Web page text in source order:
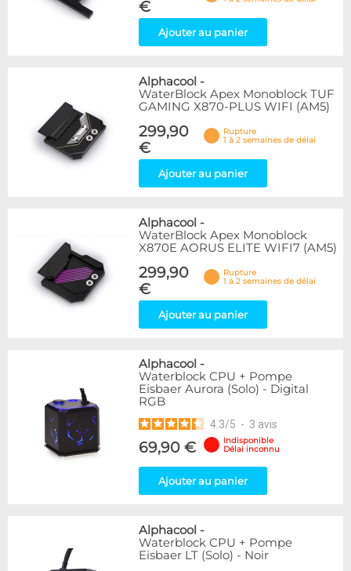
€
Ajouter au panier
Alphacool -
WaterBlock Apex Monoblock TUF
GAMING X870-PLUS WIFI (AM5)
299,90
€
Rupture
1 à 2 semaines de délai
Ajouter au panier
Alphacool -
WaterBlock Apex Monoblock
X870E AORUS ELITE WIFI7 (AM5)
299,90
€
Rupture
1 à 2 semaines de délai
Ajouter au panier
Alphacool -
Waterblock CPU + Pompe
Eisbaer Aurora (Solo) - Digital
RGB
4.3/5 - 3 avis
69,90 €
Indisponible
Délai inconnu
Ajouter au panier
Alphacool -
Waterblock CPU + Pompe
Eisbaer LT (Solo) - Noir